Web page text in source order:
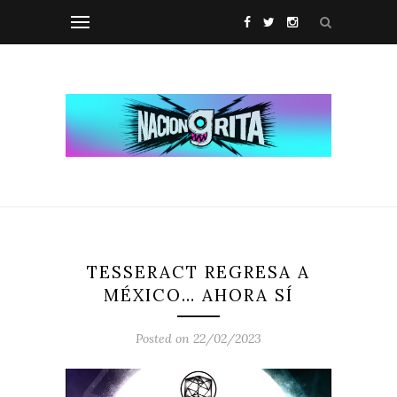
TESSERACT REGRESA A
MÉXICO… AHORA SÍ
Posted on 22/02/2023